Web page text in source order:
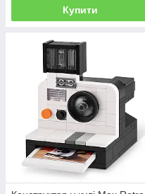
Купити